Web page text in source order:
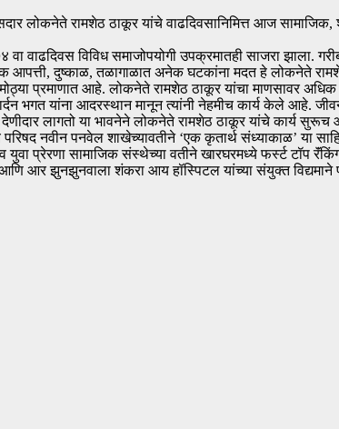
लोकनेते रामशेठ ठाकूर यांचे वाढदिवसानिमित्त आज सामाजिक,
विविध समाजोपयोगी उपक्रमातही साजरा झाला.
आपत्ती, दुष्काळ, तळागाळात अनेक घटकांना मदत हे
प्रमाणात आहे. लोकनेते रामशेठ ठाकूर यांचा माणसावर
भगत यांना आदरस्थान मानून त्यांनी नेहमीच कार्य केले आहे.
लागतो या भावनेने लोकनेते रामशेठ ठाकूर यांचे कार्य सुरूच
परिषद नवीन पनवेल शाखेच्यावतीने ‘एक कृतार्थ संध्याकाळ’ या
प्रेरणा सामाजिक संस्थेच्या वतीने खारघरमध्ये फर्स्ट टॉप
आर झुनझुनवाला शंकरा आय हॉस्पिटल यांच्या संयुक्त